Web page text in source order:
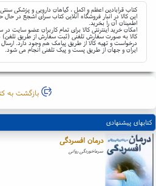
کتاب قرابادین اعظم و اکمل ، گیاهان دارویی و پزشکی
این کالا در انبار فروشگاه آنلاین کتاب سرای اشجع در
اطمینان آن را بخرید.
امکان خرید اینترنتی کالا برای تمام کاربران عضو سایت
کالا به صورت سفارش تلفنی (ثبت سفارش از طریق تلفن)
درخواست و تهیه کالا از طریق پیامک هم وجود دارد. ارسال
ایران و جهان از طریق پست و پیک تلفنی انجام می شود.
بازگشت به
کتابهای پیشنهادی
درمان افسردگی
سرماخوردگی روانی